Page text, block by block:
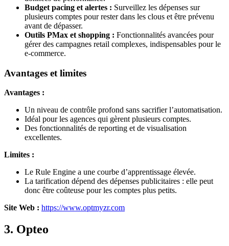
Budget pacing et alertes : Surveillez les dépenses sur
plusieurs comptes pour rester dans les clous et être prévenu
avant de dépasser.
Outils PMax et shopping : Fonctionnalités avancées pour
gérer des campagnes retail complexes, indispensables pour le
e-commerce.
Avantages et limites
Avantages :
Un niveau de contrôle profond sans sacrifier l’automatisation.
Idéal pour les agences qui gèrent plusieurs comptes.
Des fonctionnalités de reporting et de visualisation
excellentes.
Limites :
Le Rule Engine a une courbe d’apprentissage élevée.
La tarification dépend des dépenses publicitaires : elle peut
donc être coûteuse pour les comptes plus petits.
Site Web : https://www.optmyzr.com
3. Opteo